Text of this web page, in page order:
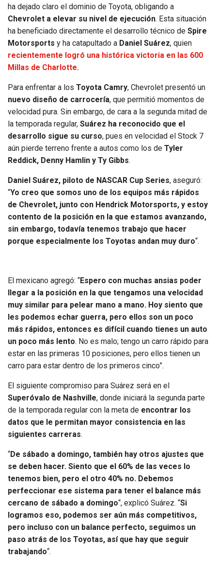
CARDINALS
RAMS
49ERS
SEAHAWKS
VIKINGS
FALCONS
PANTHERS
BUCCANEERS
MAVERICKS
ROCKETS
GRIZZLIES
PELICANS
THUNDER
TRAIL BLAZERS
JAZZ
ha dejado claro el dominio de Toyota, obligando a
Chevrolet a elevar su nivel de ejecución. Esta situación
ha beneficiado directamente el desarrollo técnico de Spire
Motorsports y ha catapultado a Daniel Suárez, quien
recientemente logró una histórica victoria en las 600
Millas de Charlotte.
Para enfrentar a los Toyota Camry, Chevrolet presentó un
nuevo diseño de carrocería, que permitió momentos de
velocidad pura. Sin embargo, de cara a la segunda mitad de
la temporada regular, Suárez ha reconocido que el
desarrollo sigue su curso, pues en velocidad el Stock 7
aún pierde terreno frente a autos como los de Tyler
Reddick, Denny Hamlin y Ty Gibbs.
Daniel Suárez, piloto de NASCAR Cup Series, aseguró:
“Yo creo que somos uno de los equipos más rápidos
de Chevrolet, junto con Hendrick Motorsports, y estoy
contento de la posición en la que estamos avanzando,
sin embargo, todavía tenemos trabajo que hacer
porque especialmente los Toyotas andan muy duro“.
El mexicano agregó: “Espero con muchas ansias poder
llegar a la posición en la que tengamos una velocidad
muy similar para pelear mano a mano. Hoy siento que
les podemos echar guerra, pero ellos son un poco
más rápidos, entonces es difícil cuando tienes un auto
un poco más lento. No es malo; tengo un carro rápido para
estar en las primeras 10 posiciones, pero ellos tienen un
carro para estar dentro de los primeros cinco”.
El siguiente compromiso para Suárez será en el
Superóvalo de Nashville, donde iniciará la segunda parte
de la temporada regular con la meta de encontrar los
datos que le permitan mayor consistencia en las
siguientes carreras.
“De sábado a domingo, también hay otros ajustes que
se deben hacer. Siento que el 60% de las veces lo
tenemos bien, pero el otro 40% no. Debemos
perfeccionar ese sistema para tener el balance más
cercano de sábado a domingo“, explicó Suárez. “Si
logramos eso, podemos ser aún más competitivos,
pero incluso con un balance perfecto, seguimos un
paso atrás de los Toyotas, así que hay que seguir
trabajando“.